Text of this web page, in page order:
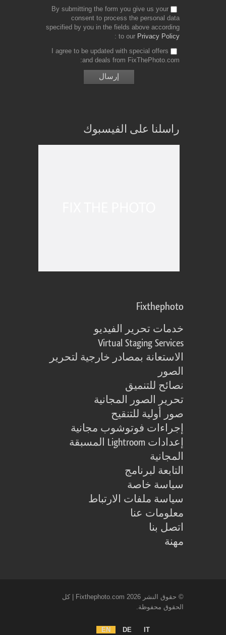
By submitting the form you give us your
consent to process the personal data
specified by you in the fields above according
to our Privacy Policy
I agree to be updated with special offers
and deals from FixThePhoto.com
راسلنا على الفيسبوك
Fixthephoto
خدمات تحرير الفيديو
Virtual Staging Services
الاستعانة بمصادر خارجية لتحرير
الصور
نصائح للتنميق
تحرير الصور المجانية
صور أولية للتنقيح
إجراءات فوتوشوب مجانية
إعدادات Lightroom المسبقة
المجانية
التابعة لبرنامج
سياسة خاصة
سياسة ملفات الارتباط
معلومات عنا
اتصل بنا
مهنة
© حقوق النشر 2026 Fixthephoto.com | كل
الحقوق محفوظة.
EN DE IT